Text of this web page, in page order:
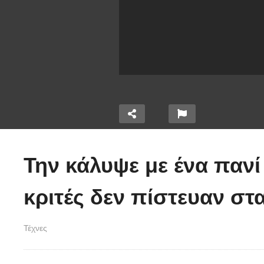
πόδια
Τέτοιο ρολόι δεν
έχετε ξαναδεί!
Την κάλυψε με ένα
κριτές δεν πίστευαν
Τέχνες